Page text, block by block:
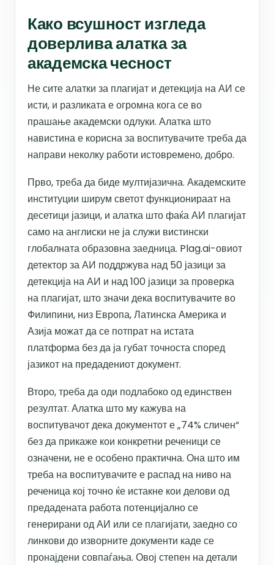
Како всушност изгледа
доверлива алатка за
академска чесност
Не сите алатки за плагијат и детекција на АИ се
исти, и разликата е огромна кога се во
прашање академски одлуки. Алатка што
навистина е корисна за воспитувачите треба да
направи неколку работи истовремено, добро.
Прво, треба да биде мултијазична. Академските
институции ширум светот функционираат на
десетици јазици, и алатка што фаќа АИ плагијат
само на англиски не ја служи вистински
глобалната образовна заедница. Plag.ai-овиот
детектор за АИ поддржува над 50 јазици за
детекција на АИ и над 100 јазици за проверка
на плагијат, што значи дека воспитувачите во
Филипини, низ Европа, Латинска Америка и
Азија можат да се потпрат на истата
платформа без да ја губат точноста според
јазикот на предадениот документ.
Второ, треба да оди подлабоко од единствен
резултат. Алатка што му кажува на
воспитувачот дека документот е „74% сличен“
без да прикаже кои конкретни реченици се
означени, не е особено практична. Она што им
треба на воспитувачите е распад на ниво на
реченица кој точно ќе истакне кои делови од
предадената работа потенцијално се
генерирани од АИ или се плагијати, заедно со
линкови до изворните документи каде се
пронајдени совпаѓања. Овој степен на детали